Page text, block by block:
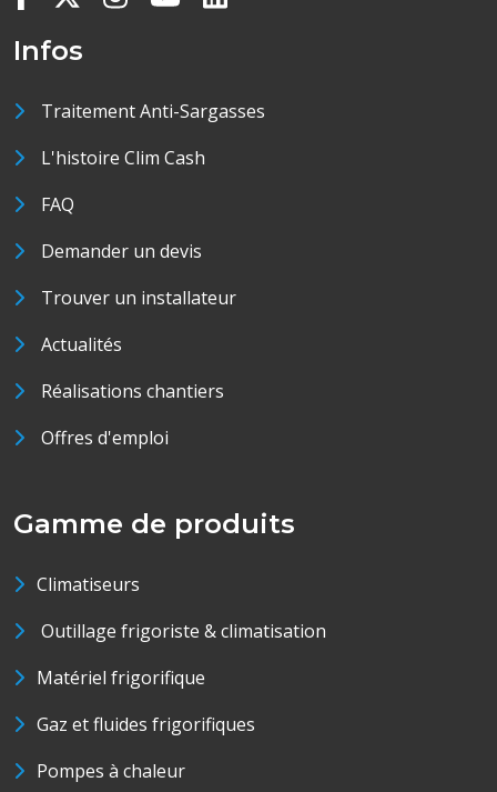
Infos
Traitement Anti-Sargasses
L'histoire Clim Cash
FAQ
Demander un devis
Trouver un installateur
Actualités
Réalisations chantiers
Offres d'emploi
Gamme de produits
Climatiseurs
Outillage frigoriste & climatisation
Matériel frigorifique
Gaz et fluides frigorifiques
Pompes à chaleur